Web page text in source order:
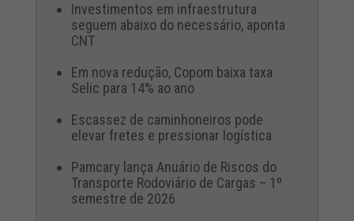
Investimentos em infraestrutura
seguem abaixo do necessário, aponta
CNT
Em nova redução, Copom baixa taxa
Selic para 14% ao ano
Escassez de caminhoneiros pode
elevar fretes e pressionar logística
Pamcary lança Anuário de Riscos do
Transporte Rodoviário de Cargas – 1º
semestre de 2026